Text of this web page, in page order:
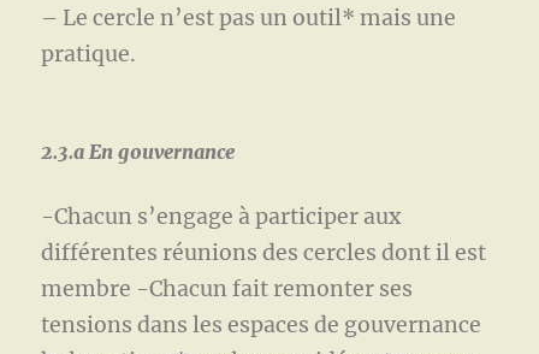
– Le cercle n’est pas un outil* mais une
pratique.
2.3.a En gouvernance
-Chacun s’engage à participer aux
différentes réunions des cercles dont il est
membre -Chacun fait remonter ses
tensions dans les espaces de gouvernance